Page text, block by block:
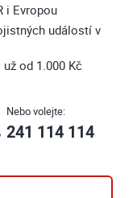
i Evropou
událostí v
od 1.000 Kč
Nebo volejte:
241 114 114